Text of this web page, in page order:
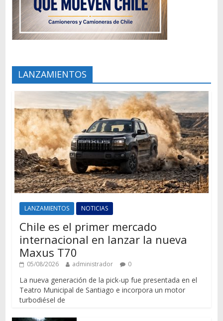
LANZAMIENTOS
LANZAMIENTOS NOTICIAS
Chile es el primer mercado
internacional en lanzar la nueva
Maxus T70
05/08/2026 administrador 0
La nueva generación de la pick-up fue presentada en el
Teatro Municipal de Santiago e incorpora un motor
turbodiésel de